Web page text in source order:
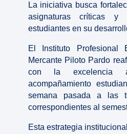
La iniciativa busca
asignaturas críticas y
estudiantes en su
El Instituto Profesional
Mercante Piloto Pardo
con la excelencia
acompañamiento
semana pasada a las
correspondientes al
Esta estrategia